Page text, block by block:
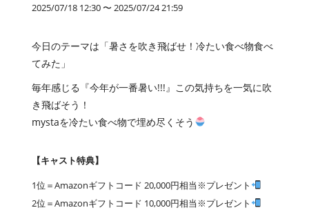
2025/07/18 12:30 〜 2025/07/24 21:59
今日のテーマは「暑さを吹き飛ばせ！冷たい食べ物食べ
てみた」
毎年感じる『今年が一番暑い!!!』この気持ちを一気に吹
き飛ばそう！
mystaを冷たい食べ物で埋め尽くそう
【キャスト特典】
1位＝Amazonギフトコード 20,000円相当※プレゼント
2位＝Amazonギフトコード 10,000円相当※プレゼント